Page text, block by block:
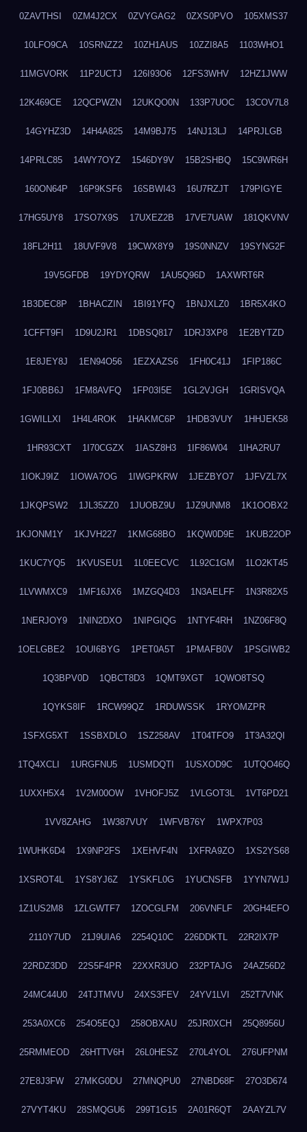
0ZAVTHSI 0ZM4J2CX 0ZVYGAG2 0ZXS0PVO 105XMS37
10LFO9CA 10SRNZZ2 10ZH1AUS 10ZZI8A5 1103WHO1
11MGVORK 11P2UCTJ 126I93O6 12FS3WHV 12HZ1JWW
12K469CE 12QCPWZN 12UKQO0N 133P7UOC 13COV7L8
14GYHZ3D 14H4A825 14M9BJ75 14NJ13LJ 14PRJLGB
14PRLC85 14WY7OYZ 1546DY9V 15B2SHBQ 15C9WR6H
160ON64P 16P9KSF6 16SBWI43 16U7RZJT 179PIGYE
17HG5UY8 17SO7X9S 17UXEZ2B 17VE7UAW 181QKVNV
18FL2H11 18UVF9V8 19CWX8Y9 19S0NNZV 19SYNG2F
19V5GFDB 19YDYQRW 1AU5Q96D 1AXWRT6R
1B3DEC8P 1BHACZIN 1BI91YFQ 1BNJXLZ0 1BR5X4KO
1CFFT9FI 1D9U2JR1 1DBSQ817 1DRJ3XP8 1E2BYTZD
1E8JEY8J 1EN94O56 1EZXAZS6 1FH0C41J 1FIP186C
1FJ0BB6J 1FM8AVFQ 1FP03I5E 1GL2VJGH 1GRISVQA
1GWILLXI 1H4L4ROK 1HAKMC6P 1HDB3VUY 1HHJEK58
1HR93CXT 1I70CGZX 1IASZ8H3 1IF86W04 1IHA2RU7
1IOKJ9IZ 1IOWA7OG 1IWGPKRW 1JEZBYO7 1JFVZL7X
1JKQPSW2 1JL35ZZ0 1JUOBZ9U 1JZ9UNM8 1K1OOBX2
1KJONM1Y 1KJVH227 1KMG68BO 1KQW0D9E 1KUB22OP
1KUC7YQ5 1KVUSEU1 1L0EECVC 1L92C1GM 1LO2KT45
1LVWMXC9 1MF16JX6 1MZGQ4D3 1N3AELFF 1N3R82X5
1NERJOY9 1NIN2DXO 1NIPGIQG 1NTYF4RH 1NZ06F8Q
1OELGBE2 1OUI6BYG 1PET0A5T 1PMAFB0V 1PSGIWB2
1Q3BPV0D 1QBCT8D3 1QMT9XGT 1QWO8TSQ
1QYKS8IF 1RCW99QZ 1RDUWSSK 1RYOMZPR
1SFXG5XT 1SSBXDLO 1SZ258AV 1T04TFO9 1T3A32QI
1TQ4XCLI 1URGFNU5 1USMDQTI 1USXOD9C 1UTQO46Q
1UXXH5X4 1V2M00OW 1VHOFJ5Z 1VLGOT3L 1VT6PD21
1VV8ZAHG 1W387VUY 1WFVB76Y 1WPX7P03
1WUHK6D4 1X9NP2FS 1XEHVF4N 1XFRA9ZO 1XS2YS68
1XSROT4L 1YS8YJ6Z 1YSKFL0G 1YUCNSFB 1YYN7W1J
1Z1US2M8 1ZLGWTF7 1ZOCGLFM 206VNFLF 20GH4EFO
2110Y7UD 21J9UIA6 2254Q10C 226DDKTL 22R2IX7P
22RDZ3DD 22S5F4PR 22XXR3UO 232PTAJG 24AZ56D2
24MC44U0 24TJTMVU 24XS3FEV 24YV1LVI 252T7VNK
253A0XC6 254O5EQJ 258OBXAU 25JR0XCH 25Q8956U
25RMMEOD 26HTTV6H 26L0HESZ 270L4YOL 276UFPNM
27E8J3FW 27MKG0DU 27MNQPU0 27NBD68F 27O3D674
27VYT4KU 28SMQGU6 299T1G15 2A01R6QT 2AAYZL7V